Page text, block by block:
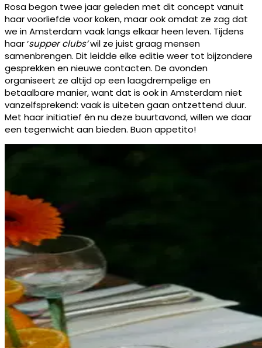
Rosa begon twee jaar geleden met dit concept vanuit
haar voorliefde voor koken, maar ook omdat ze zag dat
we in Amsterdam vaak langs elkaar heen leven. Tijdens
haar ‘supper clubs’wil ze juist graag mensen
samenbrengen. Dit leidde elke editie weer tot bijzondere
gesprekken en nieuwe contacten. De avonden
organiseert ze altijd op een laagdrempelige en
betaalbare manier, want dat is ook in Amsterdam niet
vanzelfsprekend: vaak is uiteten gaan ontzettend duur.
Met haar initiatief én nu deze buurtavond, willen we daar
een tegenwicht aan bieden. Buon appetito!